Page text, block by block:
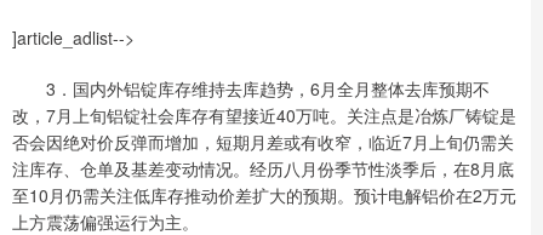
]article_adlist-->
3．国内外铝锭库存维持去库趋势，6月全月整体去库预期不
改，7月上旬铝锭社会库存有望接近40万吨。关注点是冶炼厂铸锭是
否会因绝对价反弹而增加，短期月差或有收窄，临近7月上旬仍需关
注库存、仓单及基差变动情况。经历八月份季节性淡季后，在8月底
至10月仍需关注低库存推动价差扩大的预期。预计电解铝价在2万元
上方震荡偏强运行为主。